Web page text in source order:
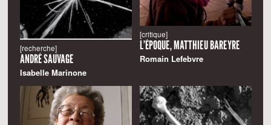
[recherche]
ANDRÉ SAUVAGE
Isabelle Marinone
[critique]
L’ÉPOQUE, MATTHIEU BAREYRE
Romain Lefebvre